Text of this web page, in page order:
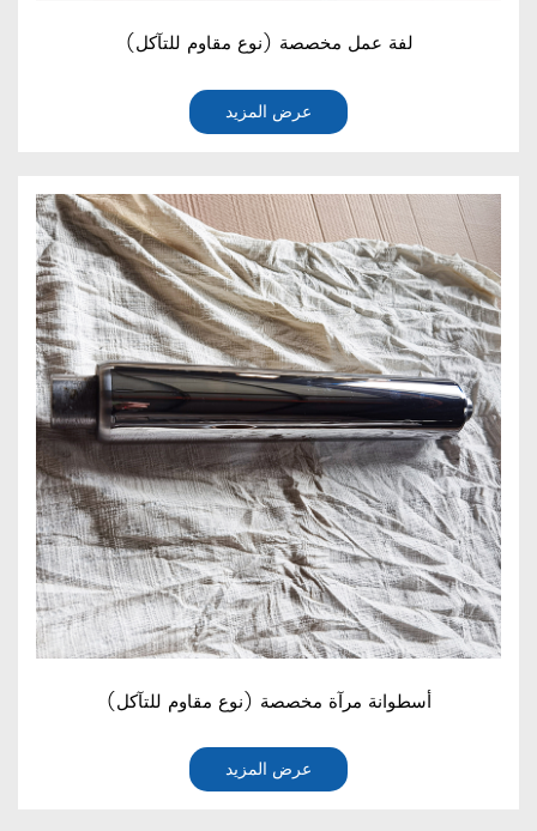
لفة عمل مخصصة (نوع مقاوم للتآكل)
عرض المزيد
أسطوانة مرآة مخصصة (نوع مقاوم للتآكل)
عرض المزيد